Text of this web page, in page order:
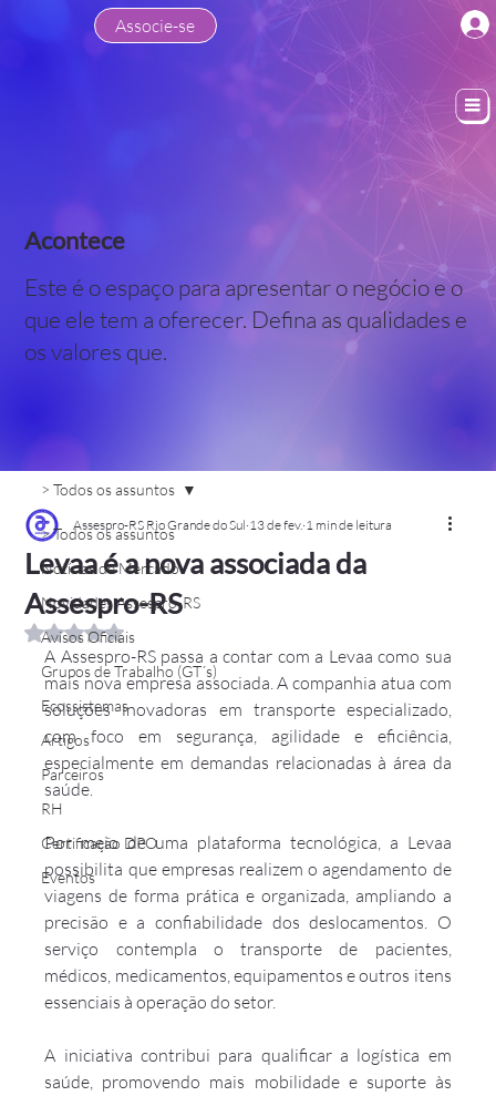
Associe-se
Acontece
Este é o espaço para apresentar o negócio e o
que ele tem a oferecer. Defina as qualidades e
os valores que.
> Todos os assuntos
Notícias de Mercado
Novidades Assespro-RS
Avisos Oficiais
Grupos de Trabalho (GT´s)
Ecossistemas
Artigos
Parceiros
RH
Certificação DPO
Eventos
> Todos os assuntos
Levaa é a nova associada da
Assespro-RS
Assespro-RS Rio Grande do Sul 13 de fev. 1 min de leitura
Avaliado com NaN de 5 estrelas.
A Assespro-RS passa a contar com a Levaa como sua
mais nova empresa associada. A companhia atua com
soluções inovadoras em transporte especializado,
com foco em segurança, agilidade e eficiência,
especialmente em demandas relacionadas à área da
saúde.
Por meio de uma plataforma tecnológica, a Levaa
possibilita que empresas realizem o agendamento de
viagens de forma prática e organizada, ampliando a
precisão e a confiabilidade dos deslocamentos. O
serviço contempla o transporte de pacientes,
médicos, medicamentos, equipamentos e outros itens
essenciais à operação do setor.
A iniciativa contribui para qualificar a logística em
saúde, promovendo mais mobilidade e suporte às